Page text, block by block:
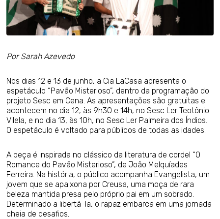
Por Sarah Azevedo
Nos dias 12 e 13 de junho, a Cia LaCasa apresenta o
espetáculo “Pavão Misterioso”, dentro da programação do
projeto Sesc em Cena. As apresentações são gratuitas e
acontecem no dia 12, às 9h30 e 14h, no Sesc Ler Teotônio
Vilela, e no dia 13, às 10h, no Sesc Ler Palmeira dos Índios.
O espetáculo é voltado para públicos de todas as idades.
A peça é inspirada no clássico da literatura de cordel “O
Romance do Pavão Misterioso”, de João Melquíades
Ferreira. Na história, o público acompanha Evangelista, um
jovem que se apaixona por Creusa, uma moça de rara
beleza mantida presa pelo próprio pai em um sobrado.
Determinado a libertá-la, o rapaz embarca em uma jornada
cheia de desafios.